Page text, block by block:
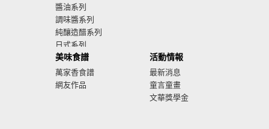
醬油系列
調味醬系列
純釀造醋系列
日式系列
美味食譜
萬家香食譜
網友作品
活動情報
最新消息
童言童畫
文華獎學金